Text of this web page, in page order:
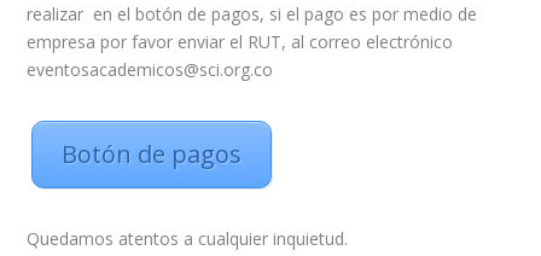
realizar en el botón de pagos, si el pago es por medio de
empresa por favor enviar el RUT, al correo electrónico
eventosacademicos@sci.org.co
Botón de pagos
Quedamos atentos a cualquier inquietud.